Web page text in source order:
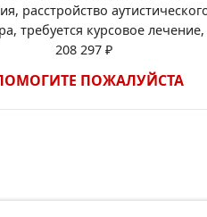
расстройство
требуется курсовое лечение,
208 297 ₽
ПОЖАЛУЙСТА